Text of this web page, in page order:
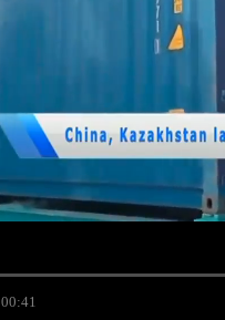
00:41